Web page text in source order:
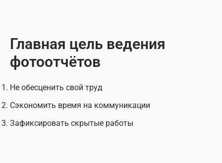
Главная цель ведения
фотоотчётов
Не обесценить свой труд
Сэкономить время на коммуникации
Зафиксировать скрытые работы